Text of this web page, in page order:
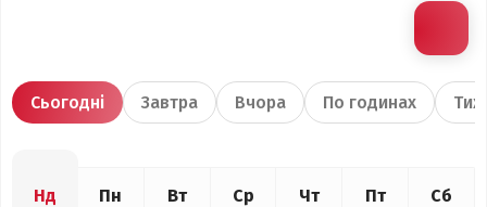
Сьогодні Завтра Вчора По годинах
Нд Пн Вт Ср Чт Пт Сб